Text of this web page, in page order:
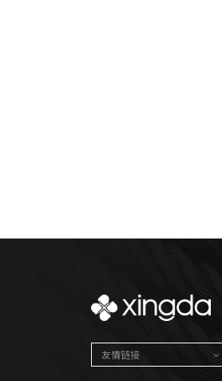
友情链接